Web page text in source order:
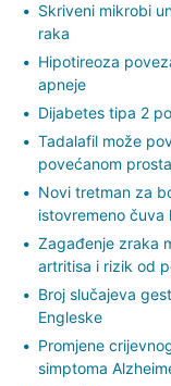
Skriveni mikrobi
raka
Hipotireoza
apneje
Dijabetes tipa 2
Tadalafil može
povećanom
Novi tretman za
istovremeno čuva
Zagađenje zraka
artritisa i rizik od
Broj slučajeva
Engleske
Promjene
simptoma